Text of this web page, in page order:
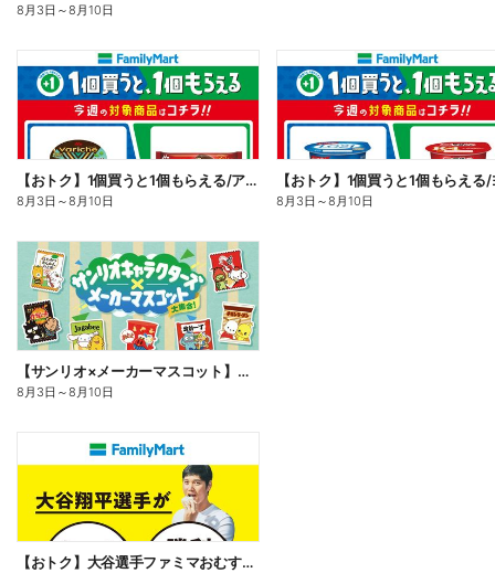
8月3日 ～8月10日
【おトク】1個買うと1個もらえる/アイス
8月3日 ～8月10日 8月3日 ～8月10日
【サンリオ×メーカーマスコット】オリジナルグッズ貰える!
8月3日 ～8月10日
【おトク】大谷選手ファミマおむすび割